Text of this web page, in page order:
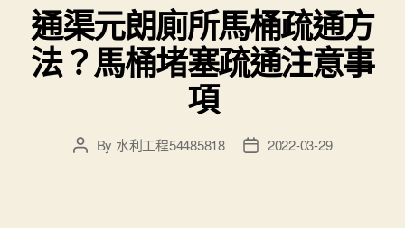
通渠元朗廁所馬桶疏通方
法？馬桶堵塞疏通注意事
項
PostBy 水利工程54485818
Post2022-03-29